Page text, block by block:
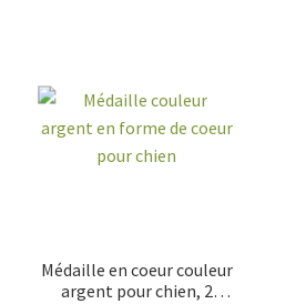
Médaille en coeur couleur
argent pour chien, 2